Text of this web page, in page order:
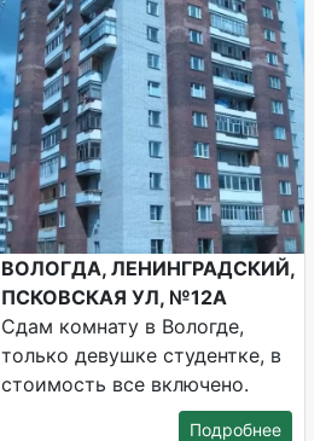
ВОЛОГДА, ЛЕНИНГРАДСКИЙ,
ПСКОВСКАЯ УЛ, №12А
Сдам комнату в Вологде,
только девушке студентке, в
стоимость все включено.
Подробнее